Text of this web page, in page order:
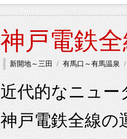
神戸電鉄
新開地～三田 有馬口～有馬温泉
近代的なニュ
神戸電鉄全線の